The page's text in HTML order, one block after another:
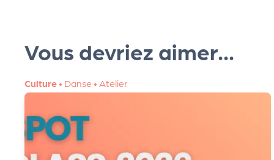
Vous devriez aimer...
Culture • Danse • Atelier
M
ag
Su
ivr